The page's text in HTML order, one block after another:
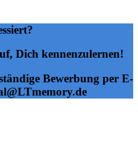
Dich kennenzulernen!
Bewerbung per E-